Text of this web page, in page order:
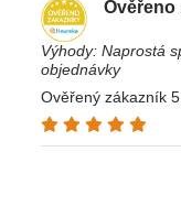
Ověřeno
Výhody: Naprostá
objednávky
Ověřený zákazník